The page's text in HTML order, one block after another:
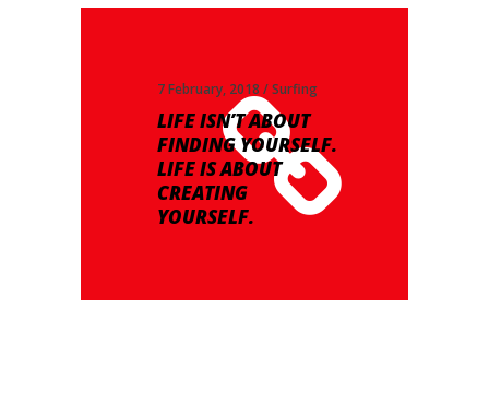
7 February, 2018 Surfing
LIFE ISN’T ABOUT
FINDING YOURSELF.
LIFE IS ABOUT
CREATING
YOURSELF.